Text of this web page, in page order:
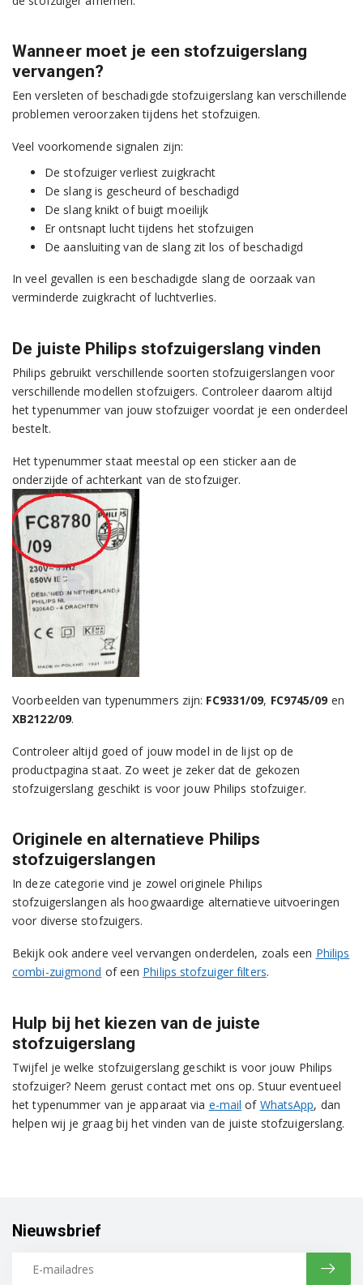
Wanneer moet je een stofzuigerslang
vervangen?
Een versleten of beschadigde stofzuigerslang kan verschillende
problemen veroorzaken tijdens het stofzuigen.
Veel voorkomende signalen zijn:
De stofzuiger verliest zuigkracht
De slang is gescheurd of beschadigd
De slang knikt of buigt moeilijk
Er ontsnapt lucht tijdens het stofzuigen
De aansluiting van de slang zit los of beschadigd
In veel gevallen is een beschadigde slang de oorzaak van
verminderde zuigkracht of luchtverlies.
De juiste Philips stofzuigerslang vinden
Philips gebruikt verschillende soorten stofzuigerslangen voor
verschillende modellen stofzuigers. Controleer daarom altijd
het typenummer van jouw stofzuiger voordat je een onderdeel
bestelt.
Het typenummer staat meestal op een sticker aan de
onderzijde of achterkant van de stofzuiger.
Voorbeelden van typenummers zijn: FC9331/09, FC9745/09 en
XB2122/09.
Controleer altijd goed of jouw model in de lijst op de
productpagina staat. Zo weet je zeker dat de gekozen
stofzuigerslang geschikt is voor jouw Philips stofzuiger.
Originele en alternatieve Philips
stofzuigerslangen
In deze categorie vind je zowel originele Philips
stofzuigerslangen als hoogwaardige alternatieve uitvoeringen
voor diverse stofzuigers.
Bekijk ook andere veel vervangen onderdelen, zoals een Philips
combi-zuigmond of een Philips stofzuiger filters.
Hulp bij het kiezen van de juiste
stofzuigerslang
Twijfel je welke stofzuigerslang geschikt is voor jouw Philips
stofzuiger? Neem gerust contact met ons op. Stuur eventueel
het typenummer van je apparaat via e-mail of WhatsApp, dan
helpen wij je graag bij het vinden van de juiste stofzuigerslang.
Nieuwsbrief